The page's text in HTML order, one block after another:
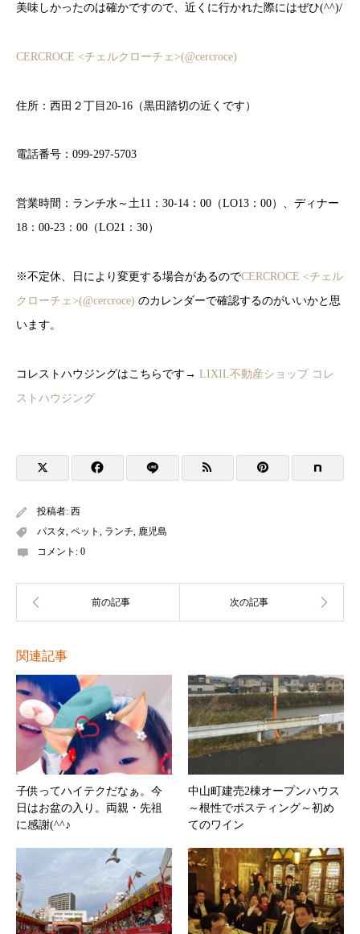
美味しかったのは確かですので、近くに行かれた際にはぜひ(^^)/
CERCROCE <チェルクローチェ>(@cercroce)
住所：西田２丁目20-16（黒田踏切の近くです）
電話番号：099-297-5703
営業時間：ランチ水～土11：30-14：00（LO13：00）、ディナー
18：00-23：00（LO21：30）
※不定休、日により変更する場合があるのでCERCROCE <チェル
クローチェ>(@cercroce) のカレンダーで確認するのがいいかと思
います。
コレストハウジングはこちらです→ LIXIL不動産ショップ コレ
ストハウジング
投稿者: 西
パスタ ペット ランチ
鹿児島
コメント: 0
関連記事
子供ってハイテクだなぁ。今
日はお盆の入り。両親・先祖
に感謝(^^♪
中山町建売2棟オープンハウス
～根性でポスティング～初め
てのワイン